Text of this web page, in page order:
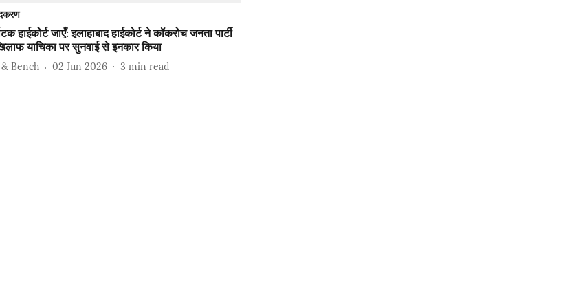
हाईकोर्ट जाएँ: इलाहाबाद हाईकोर्ट ने कॉकरोच जनता पार्टी
याचिका पर सुनवाई से इनकार किया
Bench 02 Jun 2026 3 min read